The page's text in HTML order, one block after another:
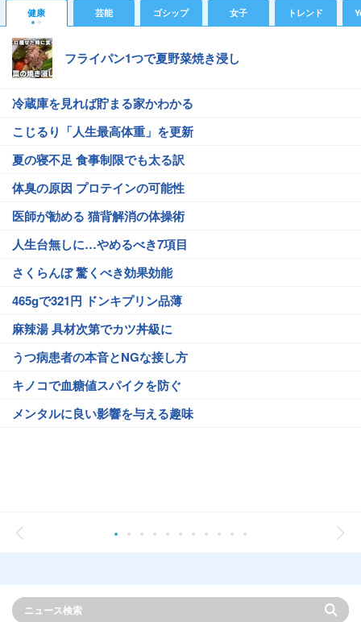
健康 芸能 ゴシップ 女子 トレンド
フライパン1つで夏野菜焼き浸し
冷蔵庫を見れば貯まる家かわかる
こじるり「人生最高体重」を更新
夏の寝不足 食事制限でも太る訳
体臭の原因 プロテインの可能性
医師が勧める 猫背解消の体操術
人生台無しに…やめるべき7項目
さくらんぼ 驚くべき効果効能
465gで321円 ドンキプリン品薄
麻辣湯 具材次第でカツ丼級に
うつ病患者の本音とNGな接し方
キノコで血糖値スパイクを防ぐ
メンタルに良い影響を与える趣味